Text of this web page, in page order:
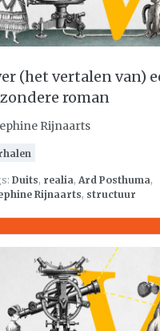
(het vertalen van)
roman
Rijnaarts
Duits, realia, Ard Posthuma,
Rijnaarts, structuur